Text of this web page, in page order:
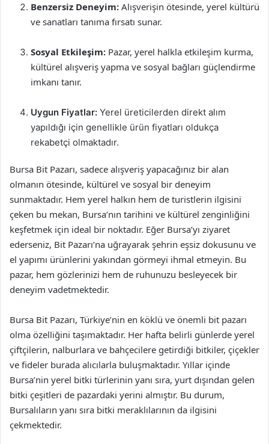
Benzersiz Deneyim: Alışverişin ötesinde, yerel kültürü
ve sanatları tanıma fırsatı sunar.
Sosyal Etkileşim: Pazar, yerel halkla etkileşim kurma,
kültürel alışveriş yapma ve sosyal bağları güçlendirme
imkanı tanır.
Uygun Fiyatlar: Yerel üreticilerden direkt alım
yapıldığı için genellikle ürün fiyatları oldukça
rekabetçi olmaktadır.
Bursa Bit Pazarı, sadece alışveriş yapacağınız bir alan
olmanın ötesinde, kültürel ve sosyal bir deneyim
sunmaktadır. Hem yerel halkın hem de turistlerin ilgisini
çeken bu mekan, Bursa’nın tarihini ve kültürel zenginliğini
keşfetmek için ideal bir noktadır. Eğer Bursa’yı ziyaret
ederseniz, Bit Pazarı’na uğrayarak şehrin eşsiz dokusunu ve
el yapımı ürünlerini yakından görmeyi ihmal etmeyin. Bu
pazar, hem gözlerinizi hem de ruhunuzu besleyecek bir
deneyim vadetmektedir.
Bursa Bit Pazarı, Türkiye’nin en köklü ve önemli bit pazarı
olma özelliğini taşımaktadır. Her hafta belirli günlerde yerel
çiftçilerin, nalburlara ve bahçecilere getirdiği bitkiler, çiçekler
ve fideler burada alıcılarla buluşmaktadır. Yıllar içinde
Bursa’nin yerel bitki türlerinin yanı sıra, yurt dışından gelen
bitki çeşitleri de pazardaki yerini almıştır. Bu durum,
Bursalıların yanı sıra bitki meraklılarının da ilgisini
çekmektedir.